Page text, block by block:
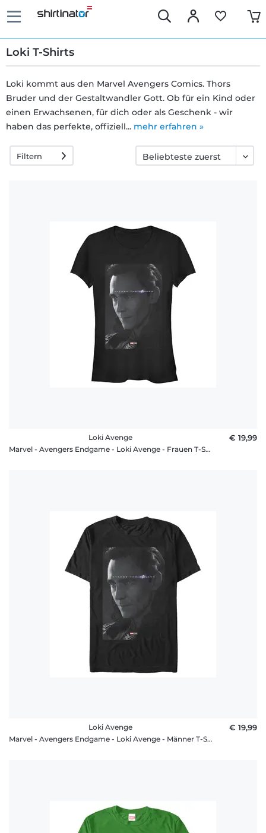
Loki T-Shirts
Schnelle
Lieferung
30 Tage
Loki kommt aus den Marvel Avengers Comics. Thors
Bruder und der Gestaltwandler Gott. Ob für ein Kind oder
einen Erwachsenen, für dich oder als Geschenk - wir
haben das perfekte, offiziell... mehr erfahren »
Filtern
Loki Avenge
Marvel - Avengers Endgame - Loki Avenge - Frauen T-Shirt
€ 19,99
Loki Avenge
Marvel - Avengers Endgame - Loki Avenge - Männer T-Shirt
€ 19,99